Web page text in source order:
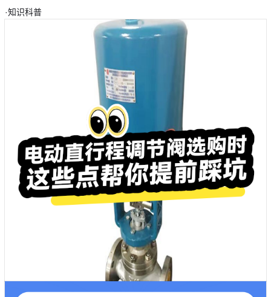
·知识科普